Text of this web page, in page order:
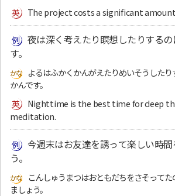
The project costs a significant
夜は深く考えたり瞑想したりする
す。
よるはふかくかんがえたりめいそうした
かんです。
Nighttime is the best time for deep
meditation.
今週末はお友達を誘って楽しい時
う。
こんしゅうまつはおともだちをさそって
ましょう。